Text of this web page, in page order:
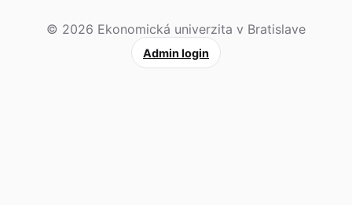
© 2026 Ekonomická univerzita v Bratislave
Admin login